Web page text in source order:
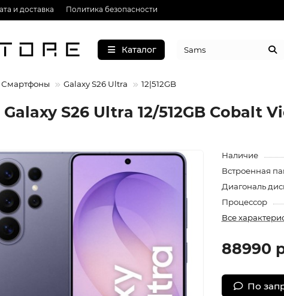
и доставка Политика безопасности
Каталог
Смартфоны Galaxy S26 Ultra 12|512GB
S26 Ultra 12/512GB Cobalt
Наличие
Встроенная
Диагональ
Процессор
Все
88990
По